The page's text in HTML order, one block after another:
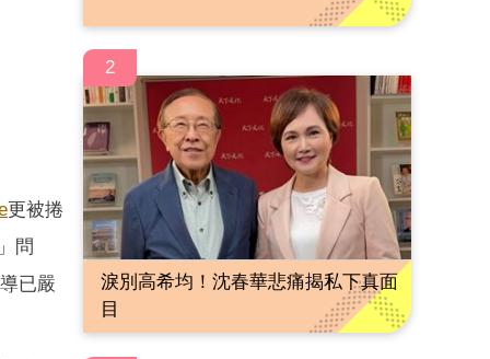
更被捲
問
已嚴
2
淚別高希均！沈春華悲痛揭私下真面
目